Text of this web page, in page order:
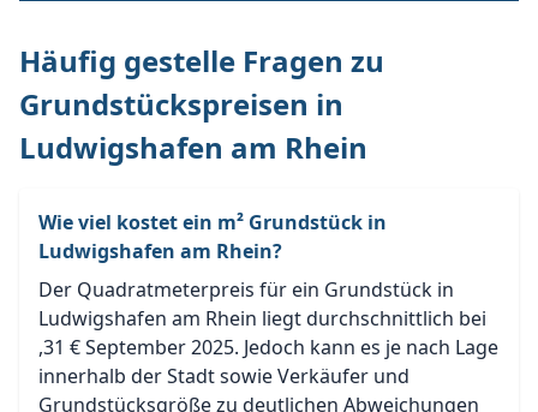
Häufig gestelle Fragen zu
Grundstückspreisen in
Ludwigshafen am Rhein
Wie viel kostet ein m² Grundstück in
Ludwigshafen am Rhein?
Der Quadratmeterpreis für ein Grundstück in
Ludwigshafen am Rhein liegt durchschnittlich bei
,31 € September 2025. Jedoch kann es je nach Lage
innerhalb der Stadt sowie Verkäufer und
Grundstücksgröße zu deutlichen Abweichungen